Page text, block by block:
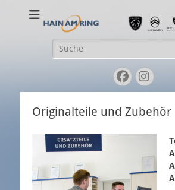
Ihr PEUGEOT-Händler in Gießen und
Suche
nach:
Originalteile und Zubehör